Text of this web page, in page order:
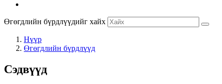
Өгөгдлийн бүрдлүүдийг хайх
Нүүр
Өгөгдлийн бүрдлүүд
Сэдвүүд